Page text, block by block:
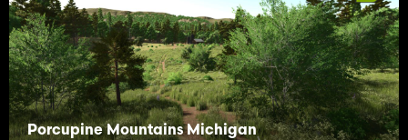
Porcupine Mountains Michigan